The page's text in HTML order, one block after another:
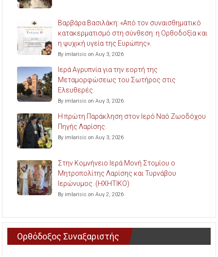
Βαρβάρα Βασιλάκη: «Από τον συναισθηματικό
κατακερματισμό στη σύνθεση: η Ορθοδοξία και
η ψυχική υγεία της Ευρώπης».
By imlarisis on Αυγ 3, 2026
Ιερά Αγρυπνία για την εορτή της
Μεταμορφώσεως του Σωτήρος στις
Ελευθερές.
By imlarisis on Αυγ 3, 2026
Η πρώτη Παράκληση στον Ιερό Ναό Ζωοδόχου
Πηγής Λαρίσης.
By imlarisis on Αυγ 3, 2026
Στην Κομνήνειο Ιερά Μονή Στομίου ο
Μητροπολίτης Λαρίσης και Τυρνάβου
Ιερώνυμος. (ΗΧΗΤΙΚΟ)
By imlarisis on Αυγ 2, 2026
Ορθόδοξος Συναξαριστής